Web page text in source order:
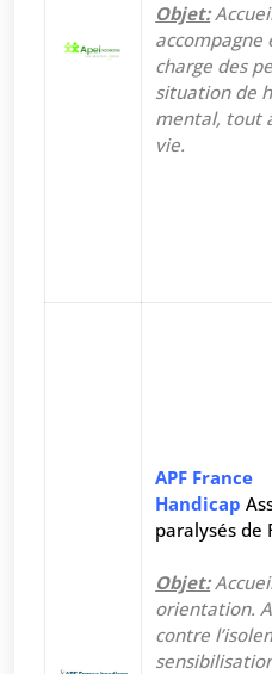
Objet:
accompagne
charge des
situation de
mental, tout
vie.
APF France
Handicap
paralysés de
Objet:
orientation.
contre